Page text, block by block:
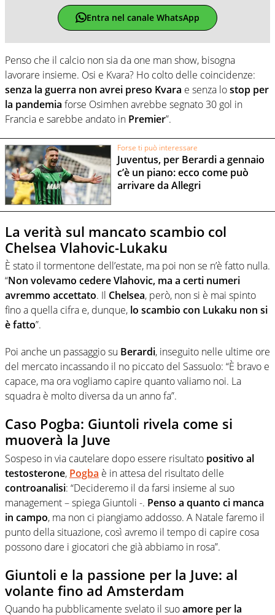
Entra nel canale WhatsApp
Penso che il calcio non sia da one man show, bisogna
lavorare insieme. Osi e Kvara? Ho colto delle coincidenze:
senza la guerra non avrei preso Kvara e senza lostop per
la pandemia forse Osimhen avrebbe segnato 30 gol in
Francia e sarebbe andato in Premier”.
Forse ti può interessare
Juventus, per Berardi a gennaio
c’è un piano: ecco come può
arrivare da Allegri
La verità sul mancato scambio col
Chelsea Vlahovic-Lukaku
È stato il tormentone dell’estate, ma poi non se n’è fatto nulla.
“Non volevamo cedere Vlahovic, ma a certi numeri
avremmo accettato. Il Chelsea, però, non si è mai spinto
fino a quella cifra e, dunque, lo scambio con Lukaku non si
è fatto”.
Poi anche un passaggio su Berardi, inseguito nelle ultime ore
del mercato incassando il no piccato del Sassuolo: “È bravo e
capace, ma ora vogliamo capire quanto valiamo noi. La
squadra è molto diversa da un anno fa”.
Caso Pogba: Giuntoli rivela come si
muoverà la Juve
Sospeso in via cautelare dopo essere risultato positivo al
testosterone, Pogba è in attesa del risultato delle
controanalisi: “Decideremo il da farsi insieme al suo
management – spiega Giuntoli -. Penso a quanto ci manca
in campo, ma non ci piangiamo addosso. A Natale faremo il
punto della situazione, così avremo il tempo di capire cosa
possono dare i giocatori che già abbiamo in rosa”.
Giuntoli e la passione per la Juve: al
volante fino ad Amsterdam
Quando ha pubblicamente svelato il suoamore per la